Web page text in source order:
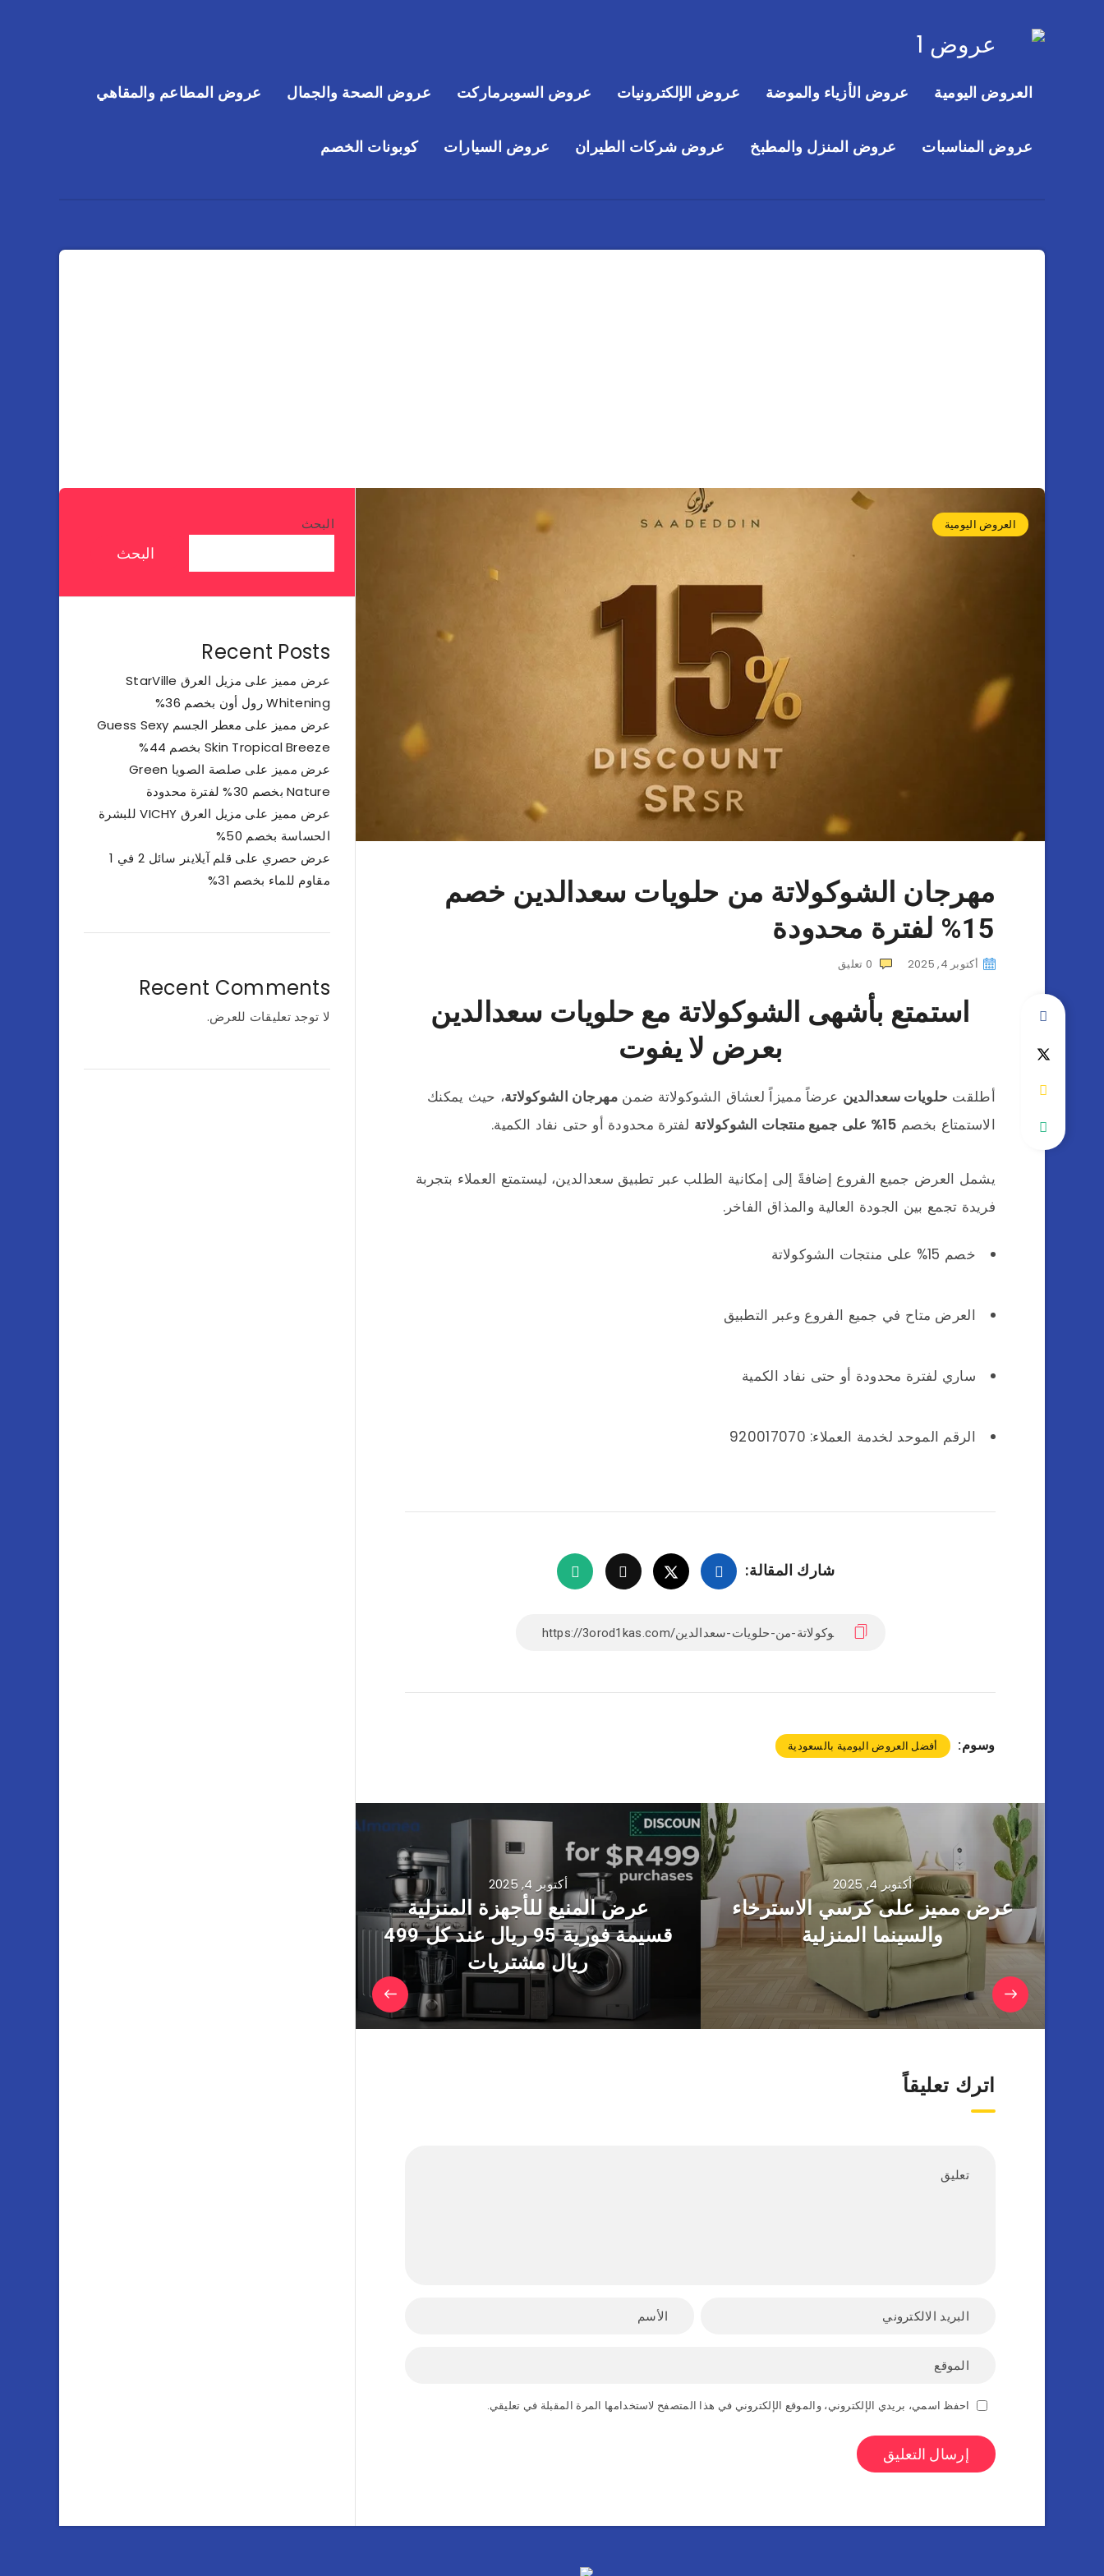
العروض اليومية عروض الأزياء والموضة عروض الإلكترونيات عروض السوبرماركت عروض الصحة والجمال عروض المطاعم والمقاهي
عروض المناسبات عروض المنزل والمطبخ عروض شركات الطيران عروض السيارات كوبونات الخصم
العروض اليومية
مهرجان الشوكولاتة من حلويات سعدالدين خصم
15% لفترة محدودة
أكتوبر 4, 2025 0 تعليق
استمتع بأشهى الشوكولاتة مع حلويات سعدالدين
بعرض لا يفوت
أطلقت حلويات سعدالدين عرضاً مميزاً لعشاق الشوكولاتة ضمن مهرجان الشوكولاتة، حيث يمكنك
الاستمتاع بخصم 15% على جميع منتجات الشوكولاتة لفترة محدودة أو حتى نفاد الكمية.
يشمل العرض جميع الفروع إضافةً إلى إمكانية الطلب عبر تطبيق سعدالدين، ليستمتع العملاء بتجربة
فريدة تجمع بين الجودة العالية والمذاق الفاخر.
خصم 15% على منتجات الشوكولاتة
العرض متاح في جميع الفروع وعبر التطبيق
ساري لفترة محدودة أو حتى نفاد الكمية
الرقم الموحد لخدمة العملاء: 920017070
شارك المقالة:
وسوم: أفضل العروض اليومية بالسعودية
أكتوبر 4, 2025
عرض المنيع للأجهزة المنزلية
قسيمة فورية 95 ريال عند كل 499
ريال مشتريات
أكتوبر 4, 2025
عرض مميز على كرسي الاسترخاء
والسينما المنزلية
اترك تعليقاً
احفظ اسمي، بريدي الإلكتروني، والموقع الإلكتروني في هذا المتصفح لاستخدامها المرة المقبلة في تعليقي.
البحث
البحث
Recent Posts
عرض مميز على مزيل العرق StarVille
Whitening رول أون بخصم 36%
عرض مميز على معطر الجسم Guess Sexy
Skin Tropical Breeze بخصم 44%
عرض مميز على صلصة الصويا Green
Nature بخصم 30% لفترة محدودة
عرض مميز على مزيل العرق VICHY للبشرة
الحساسة بخصم 50%
عرض حصري على قلم آيلاينر سائل 2 في 1
مقاوم للماء بخصم 31%
Recent Comments
لا توجد تعليقات للعرض.